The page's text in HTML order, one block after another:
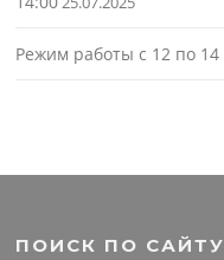
Режим работы с 12 по
ПОИСК ПО САЙТУ